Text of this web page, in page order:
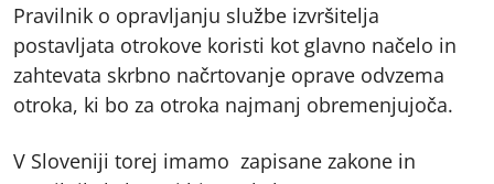
Pravilnik o opravljanju službe izvršitelja
postavljata otrokove koristi kot glavno načelo in
zahtevata skrbno načrtovanje oprave odvzema
otroka, ki bo za otroka najmanj obremenjujoča.
V Sloveniji torej imamo zapisane zakone in